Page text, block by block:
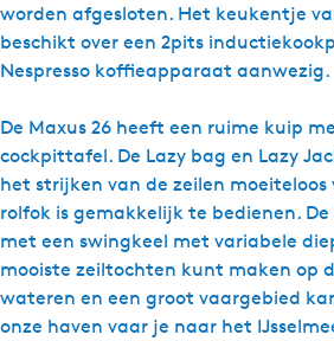
worden afgesloten. Het keukentje
beschikt over een 2pits
Nespresso koffieapparaat aanwezig.
De Maxus 26 heeft een ruime kuip
cockpittafel. De Lazy bag en Lazy
het strijken van de zeilen moeiteloos
rolfok is gemakkelijk te bedienen.
met een swingkeel met variabele
mooiste zeiltochten kunt maken op
wateren en een groot vaargebied
onze haven vaar je naar het
l
Y
a
h
t
s
-
M
a
x
u